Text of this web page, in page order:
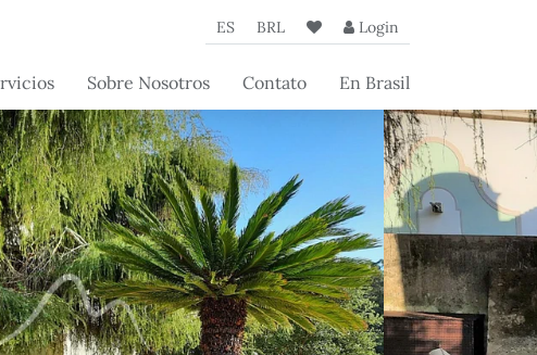
ES BRL Login
de
a los
Sobre Nosotros
La Agencia
Nuestros Socios
Artículos Beyond
Contato En Brasil